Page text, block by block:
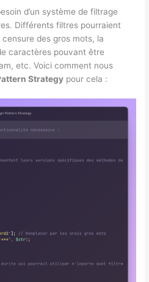
d’un système de filtrage
Différents filtres pourraient
des gros mots, la
caractères pouvant être
etc. Voici comment nous
Strategy pour cela :